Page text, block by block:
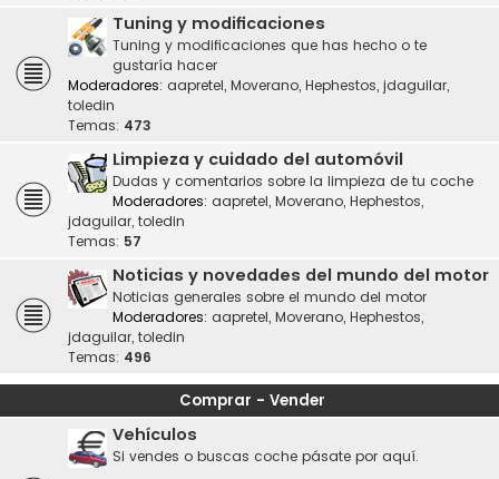
Tuning y modificaciones
Tuning y modificaciones que has hecho o te
gustaría hacer
Moderadores: aapretel, Moverano, Hephestos, jdaguilar,
toledin
Temas: 473
Limpieza y cuidado del automóvil
Dudas y comentarios sobre la limpieza de tu coche
Moderadores: aapretel, Moverano, Hephestos,
jdaguilar, toledin
Temas: 57
Noticias y novedades del mundo del motor
Noticias generales sobre el mundo del motor
Moderadores: aapretel, Moverano, Hephestos,
jdaguilar, toledin
Temas: 496
Comprar - Vender
Vehículos
Si vendes o buscas coche pásate por aquí.